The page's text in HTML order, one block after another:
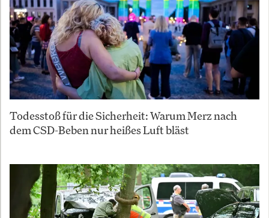
Todesstoß für die Sicherheit: Warum Merz nach
dem CSD-Beben nur heißes Luft bläst